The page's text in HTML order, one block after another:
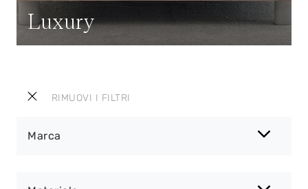
RIMUOVI I FILTRI
Marca
Luxury